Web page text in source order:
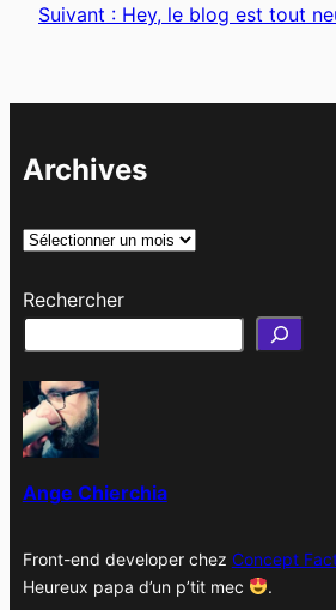
Suivant : Hey, le blog est tout
Archives
A
c
e
s
Rechercher
Ange Chierchia
Front-end developer chez Concept
Heureux papa d’un p’tit mec
.